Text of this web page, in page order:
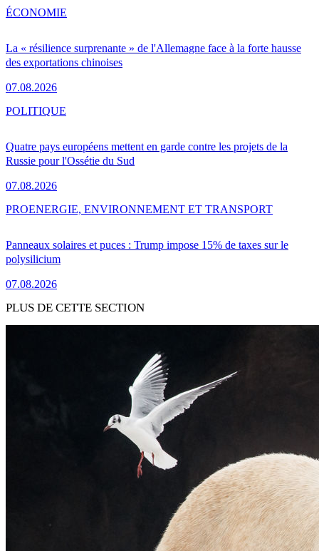
La « résilience surprenante » de l'Allemagne face à la forte hausse
des exportations chinoises
07.08.2026
ÉCONOMIE
Quatre pays européens mettent en garde contre les projets de la
Russie pour l'Ossétie du Sud
07.08.2026
POLITIQUE
Panneaux solaires et puces : Trump impose 15% de taxes sur le
polysilicium
07.08.2026
PROENERGIE, ENVIRONNEMENT ET TRANSPORT
PLUS DE CETTE SECTION